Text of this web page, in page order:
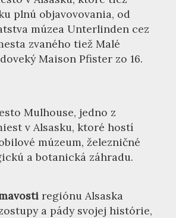
plnú objavovovania, od
múzea Unterlinden cez
zvaného tiež Malé
Maison Pfister zo 16.
Mulhouse, jedno z
v Alsasku, ktoré hostí
múzeum, železničné
a botanická záhradu.
regiónu Alsaska
a pády svojej histórie,